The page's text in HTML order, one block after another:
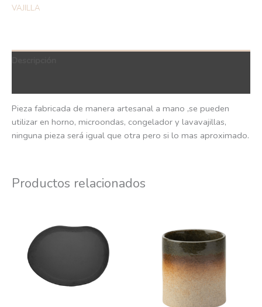
VAJILLA
Pieza fabricada de manera artesanal a mano ,se pueden
utilizar en horno, microondas, congelador y lavavajillas,
ninguna pieza será igual que otra pero si lo mas aproximado.
Productos relacionados